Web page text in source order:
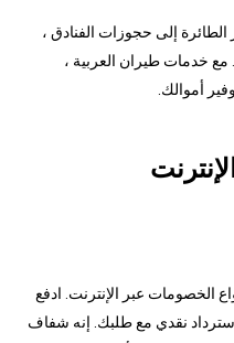
إلى حجوزات الفنادق ،
مع خدمات طيران العربية ،
أموالك.
الخصومات عبر الإنترنت. ادفع
نقدي مع طلبك. إنه شفاف